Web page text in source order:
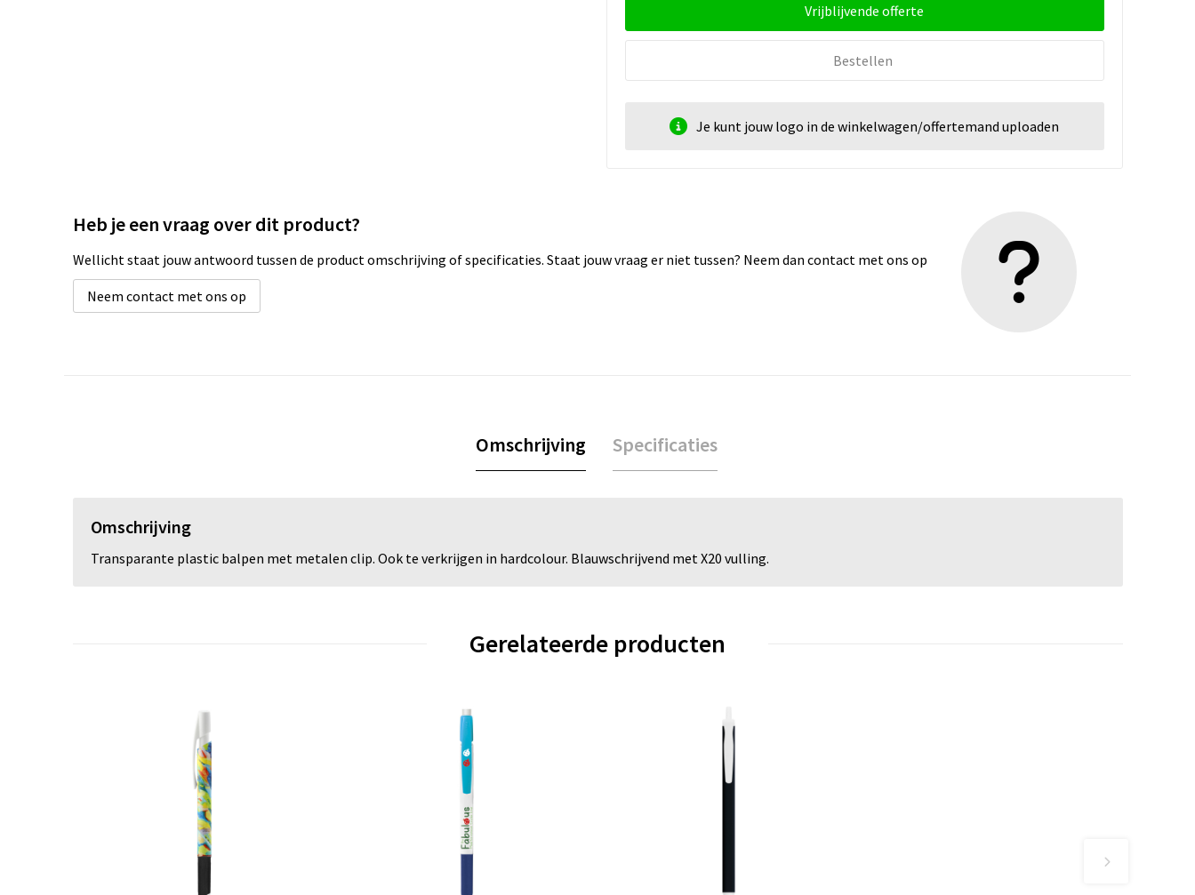
Vrijblijvende offerte
Bestellen
Je kunt jouw logo in de winkelwagen/offertemand uploaden
Heb je een vraag over dit product?
Wellicht staat jouw antwoord tussen de product omschrijving of specificaties. Staat jouw vraag er niet tussen? Neem dan contact met ons op
Neem contact met ons op
Omschrijving Specificaties
Omschrijving
Transparante plastic balpen met metalen clip. Ook te verkrijgen in hardcolour. Blauwschrijvend met X20 vulling.
Gerelateerde producten